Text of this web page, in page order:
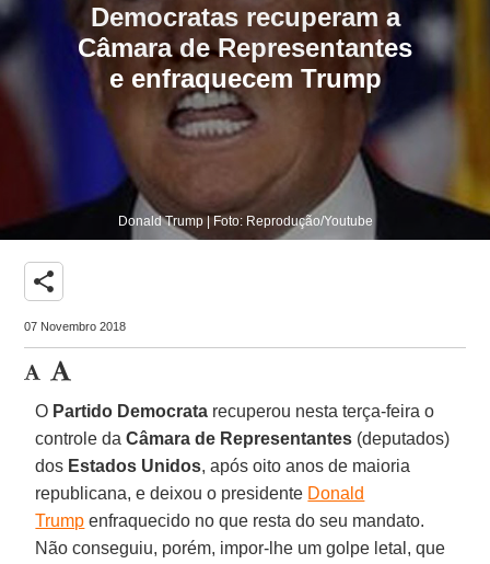
Democratas recuperam a
Câmara de Representantes
e enfraquecem Trump
Donald Trump | Foto: Reprodução/Youtube
share
07 Novembro 2018
O Partido Democrata recuperou nesta terça-feira o
controle daCâmara de Representantes (deputados)
dos Estados Unidos, após oito anos de maioria
republicana, e deixou o presidente Donald
Trump enfraquecido no que resta do seu mandato.
Não conseguiu, porém, impor-lhe um golpe letal, que